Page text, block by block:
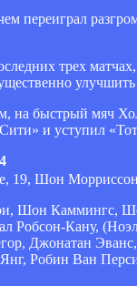
переиграл
трех
быстрый мяч
и уступил
19, Шон
Шон Каммингс,
Кану,
Джонатан
Робин Ван